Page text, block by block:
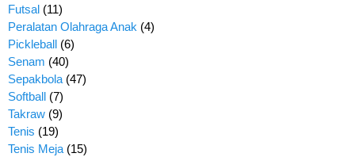
Futsal (11)
Peralatan Olahraga Anak (4)
Pickleball (6)
Senam (40)
Sepakbola (47)
Softball (7)
Takraw (9)
Tenis (19)
Tenis Meja (15)